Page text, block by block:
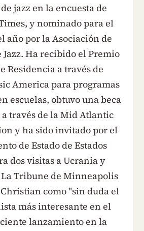
jazz en la encuesta de
y nominado para el
año por la Asociación de
Jazz. Ha recibido el Premio
Residencia a través de
America para programas
escuelas, obtuvo una beca
través de la Mid Atlantic
y ha sido invitado por el
de Estado de Estados
dos visitas a Ucrania y
Tribune de Minneapolis
como "sin duda el
más interesante en el
lanzamiento en la